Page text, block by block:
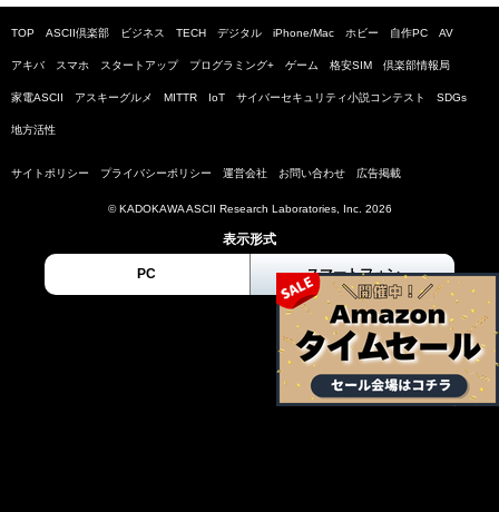
TOP ASCII倶楽部 ビジネス TECH デジタル iPhone/Mac ホビー 自作PC AV
アキバ スマホ スタートアップ プログラミング+ ゲーム 格安SIM 倶楽部情報局
家電ASCII アスキーグルメ MITTR IoT サイバーセキュリティ小説コンテスト SDGs
地方活性
サイトポリシー プライバシーポリシー 運営会社 お問い合わせ 広告掲載
© KADOKAWA ASCII Research Laboratories, Inc. 2026
表示形式
PC スマートフォン